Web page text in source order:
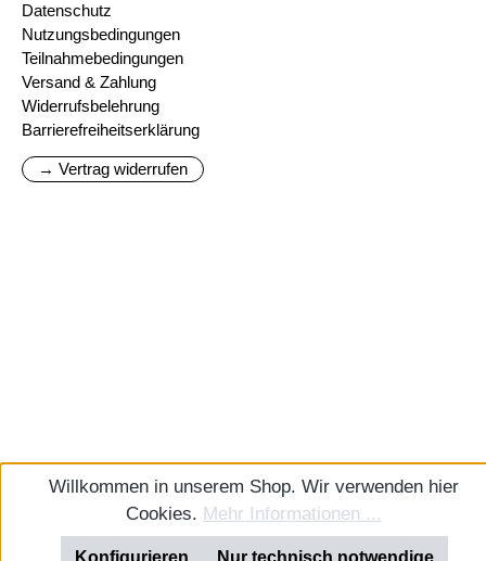
Datenschutz
Nutzungsbedingungen
Teilnahmebedingungen
Versand & Zahlung
Widerrufsbelehrung
Barrierefreiheitserklärung
→ Vertrag widerrufen
Willkommen in unserem Shop. Wir verwenden hier
Cookies. Mehr Informationen ...
Nur technisch notwendige
Konfigurieren